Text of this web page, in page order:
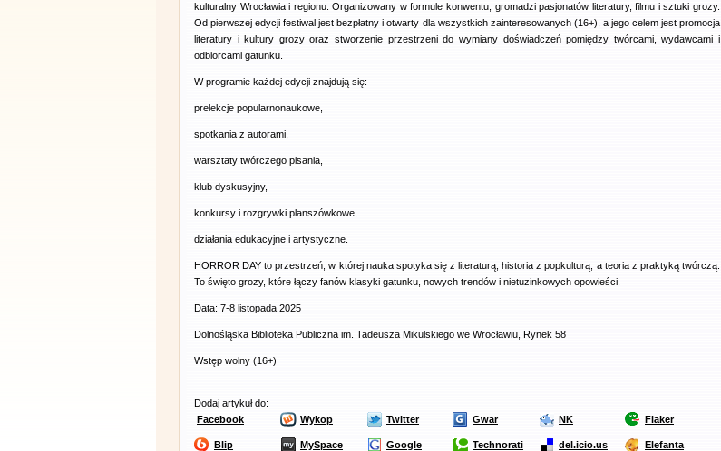
kulturalny Wrocławia i regionu. Organizowany w formule konwentu, gromadzi pasjonatów literatury, filmu i sztuki grozy.
Od pierwszej edycji festiwal jest bezpłatny i otwarty dla wszystkich zainteresowanych (16+), a jego celem jest promocja
literatury i kultury grozy oraz stworzenie przestrzeni do wymiany doświadczeń pomiędzy twórcami, wydawcami i
odbiorcami gatunku.
W programie każdej edycji znajdują się:
prelekcje popularnonaukowe,
spotkania z autorami,
warsztaty twórczego pisania,
klub dyskusyjny,
konkursy i rozgrywki planszówkowe,
działania edukacyjne i artystyczne.
HORROR DAY to przestrzeń, w której nauka spotyka się z literaturą, historia z popkulturą, a teoria z praktyką twórczą.
To święto grozy, które łączy fanów klasyki gatunku, nowych trendów i nietuzinkowych opowieści.
Data: 7-8 listopada 2025
Dolnośląska Biblioteka Publiczna im. Tadeusza Mikulskiego we Wrocławiu, Rynek 58
Wstęp wolny (16+)
Dodaj artykuł do:
Facebook
Wykop Twitter Gwar NK Flaker
Blip MySpace Google Technorati del.icio.us Elefanta